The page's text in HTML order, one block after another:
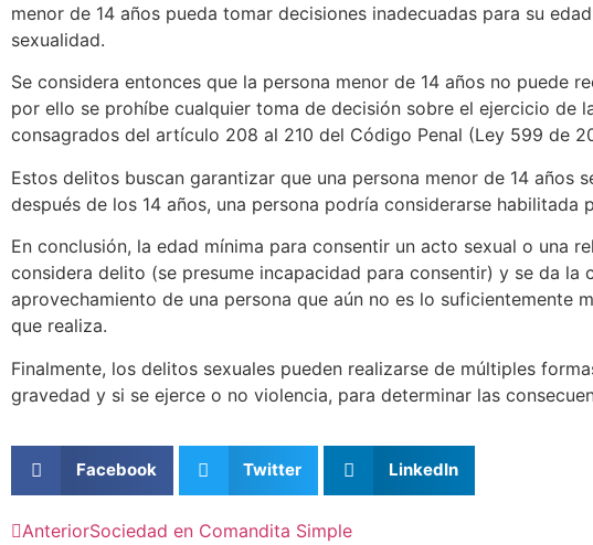
menor de 14 años pueda tomar decisiones inadecuadas para su
sexualidad.
Se considera entonces que la persona menor de 14 años no puede
por ello se prohíbe cualquier toma de decisión sobre el ejercicio de
consagrados del artículo 208 al 210 del Código Penal (Ley 599 de
Estos delitos buscan garantizar que una persona menor de 14
después de los 14 años, una persona podría considerarse
En conclusión, la edad mínima para consentir un acto sexual o una
considera delito (se presume incapacidad para consentir) y se da
aprovechamiento de una persona que aún no es lo
que realiza.
Finalmente, los delitos sexuales pueden realizarse de múltiples
gravedad y si se ejerce o no violencia, para determinar las
Facebook Twitter LinkedIn
AnteriorSociedad en Comandita Simple